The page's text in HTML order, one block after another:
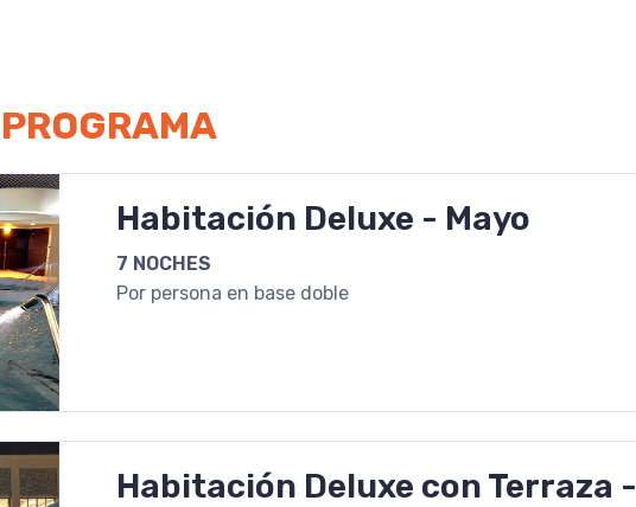
Habitación Deluxe - Mayo
7 NOCHES
Por persona en base doble
Habitación Deluxe con Terraza -